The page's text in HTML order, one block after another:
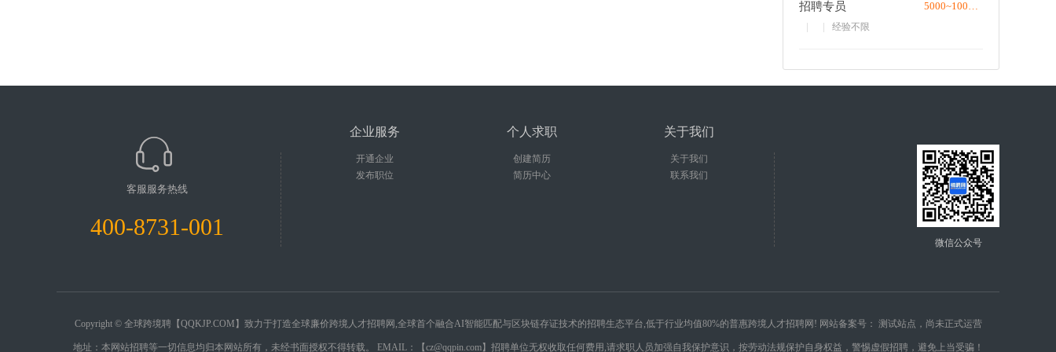
招聘专员 5000~10000/月
经验不限
客服服务热线
400-8731-001
企业服务
开通企业
发布职位
个人求职
创建简历
简历中心
关于我们
关于我们
联系我们
微信公众号
Copyright © 全球跨境聘【QQKJP.COM】致力于打造全球廉价跨境人才招聘网,全球首个融合AI智能匹配与区块链存证技术的招聘生态平台,低于行业均值80%的普惠跨境人才招聘网! 网站备案号： 测试站点，尚未正式运营
地址：本网站招聘等一切信息均归本网站所有，未经书面授权不得转载。 EMAIL：【cz@qqpin.com】招聘单位无权收取任何费用,请求职人员加强自我保护意识，按劳动法规保护自身权益，警惕虚假招聘，避免上当受骗！